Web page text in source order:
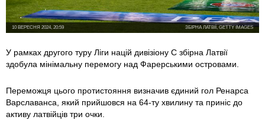
ЗБІРНА ЛАТВІЇ, GETTY IMAGES
10 ВЕРЕСНЯ 2024, 20:59
У рамках другого туру Ліги націй дивізіону С збірна Латвії
здобула мінімальну перемогу над Фарерськими островами.
Переможця цього протистояння визначив єдиний гол Ренарса
Варславанса, який прийшовся на 64-ту хвилину та приніс до
активу латвійців три очки.